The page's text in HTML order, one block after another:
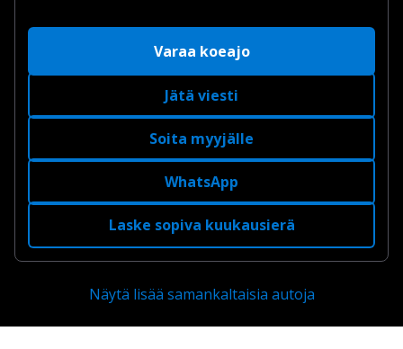
Varaa koeajo
Jätä viesti
Soita myyjälle
WhatsApp
Laske sopiva kuukausierä
Näytä lisää samankaltaisia autoja